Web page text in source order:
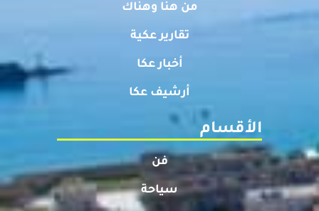
من هنا وهناك
تقارير عكية
أخبار عكا
أرشيف عكا
الأقسام
فن
سياحة